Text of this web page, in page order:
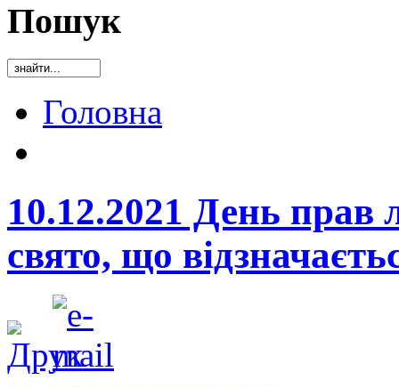
Пошук
Головна
10.12.2021 День прав
свято, що